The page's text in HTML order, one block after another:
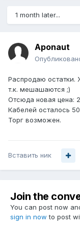
1 month later...
Aponaut
Распродаю остатки.
т.к. мешашаются ;)
Отсюда новая цена:
Кабелей осталось
Торг возможен.
Вставить ник
Join the
You can post now
sign in now to post